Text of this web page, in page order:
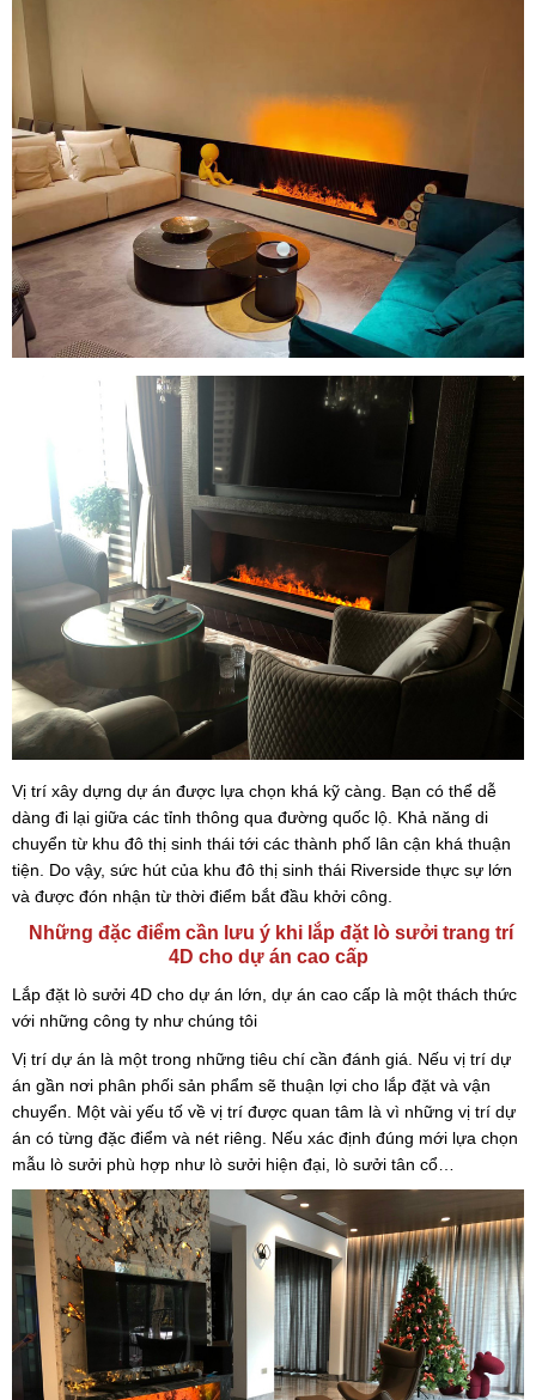
Vị trí xây dựng dự án được lựa chọn khá kỹ càng. Bạn có thể dễ
dàng đi lại giữa các tỉnh thông qua đường quốc lộ. Khả năng di
chuyển từ khu đô thị sinh thái tới các thành phố lân cận khá thuận
tiện. Do vậy, sức hút của khu đô thị sinh thái Riverside thực sự lớn
và được đón nhận từ thời điểm bắt đầu khởi công.
Những đặc điểm cần lưu ý khi lắp đặt lò sưởi trang trí
4D cho dự án cao cấp
Lắp đặt lò sưởi 4D cho dự án lớn, dự án cao cấp là một thách thức
với những công ty như chúng tôi
Vị trí dự án là một trong những tiêu chí cần đánh giá. Nếu vị trí dự
án gần nơi phân phối sản phẩm sẽ thuận lợi cho lắp đặt và vận
chuyển. Một vài yếu tố về vị trí được quan tâm là vì những vị trí dự
án có từng đặc điểm và nét riêng. Nếu xác định đúng mới lựa chọn
mẫu lò sưởi phù hợp như lò sưởi hiện đại, lò sưởi tân cổ…